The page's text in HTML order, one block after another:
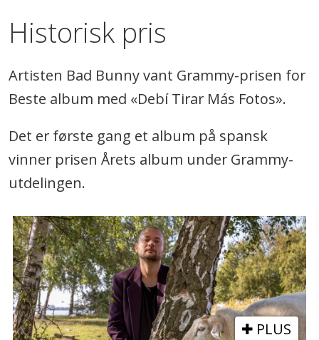
Historisk pris
Artisten Bad Bunny vant Grammy-prisen for
Beste album med «Debí Tirar Más Fotos».
Det er første gang et album på spansk
vinner prisen Årets album under Grammy-
utdelingen.
PLUS